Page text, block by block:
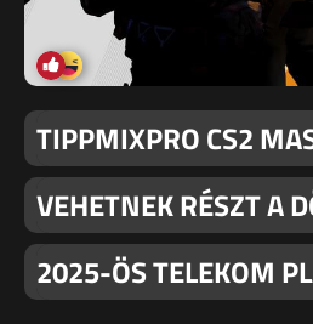
TIPPMIXPRO CS2
VEHETNEK RÉSZT A
2025-ÖS TELEKOM